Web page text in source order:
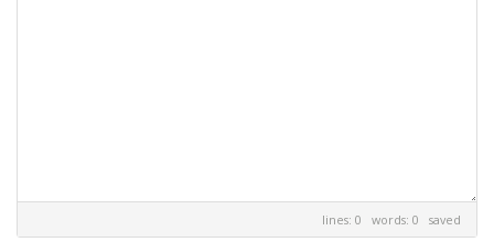
lines: 0 words: 0 saved